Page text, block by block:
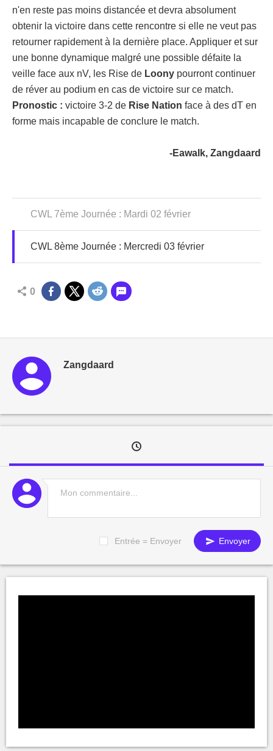
n'en reste pas moins distancée et devra absolument
obtenir la victoire dans cette rencontre si elle ne veut pas
retourner rapidement à la dernière place. Appliquer et sur
une bonne dynamique malgré une possible défaite la
veille face aux nV, les Rise de Loony pourront continuer
de réver au podium en cas de victoire sur ce match.
Pronostic : victoire 3-2 de Rise Nation face à des dT en
forme mais incapable de conclure le match.
-Eawalk, Zangdaard
CWL 7ème Journée : Mardi 02 février
CWL 8ème Journée : Mercredi 03 février
0
Zangdaard
Entrée = Envoyer Envoyer